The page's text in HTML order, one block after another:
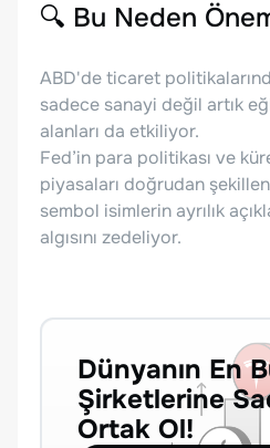
🔍 Bu Neden
ABD'de ticaret
sadece sanayi değil artık
alanları da etkiliyor.
Fed’in para politikası ve
piyasaları doğrudan
sembol isimlerin ayrılık
algısını zedeliyor.
Dünyanın En
Şirketlerine
Ortak Ol!